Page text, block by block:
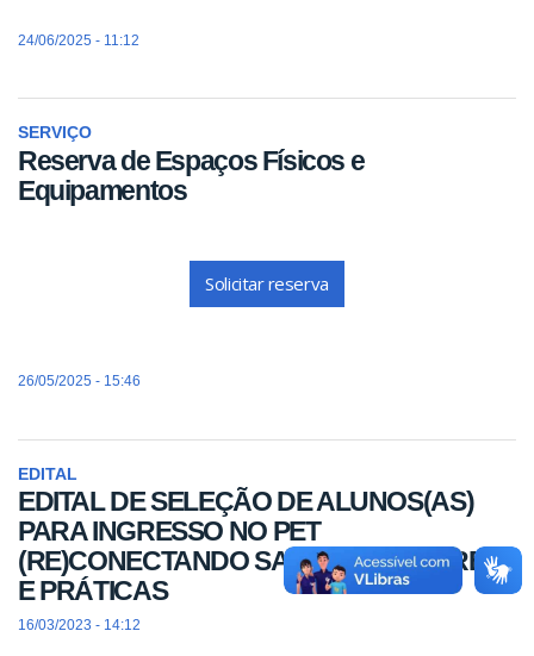
24/06/2025 - 11:12
SERVIÇO
Reserva de Espaços Físicos e
Equipamentos
Solicitar reserva
26/05/2025 - 15:46
EDITAL
EDITAL DE SELEÇÃO DE ALUNOS(AS)
PARA INGRESSO NO PET
(RE)CONECTANDO SABERES, FAZERES
E PRÁTICAS
16/03/2023 - 14:12